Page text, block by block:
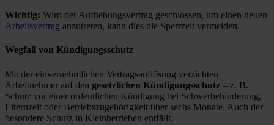
Wichtig: Wird der Aufhebungsvertrag geschlossen, um einen neuen
Arbeitsvertrag anzutreten, kann dies die Sperrzeit vermeiden.
Wegfall von Kündigungsschutz
Mit der einvernehmlichen Vertragsauflösung verzichten
Arbeitnehmer auf den gesetzlichen Kündigungsschutz – z. B.
Schutz vor einer ordentlichen Kündigung bei Schwerbehinderung,
Elternzeit oder Betriebszugehörigkeit über sechs Monate. Auch der
besondere Schutz in Kleinbetrieben entfällt.